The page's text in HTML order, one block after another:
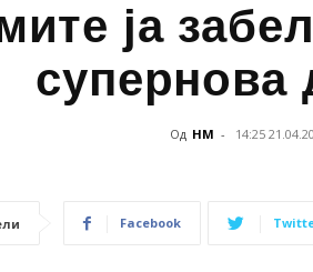
ја
супернова
Од НМ - 14:25
Facebook